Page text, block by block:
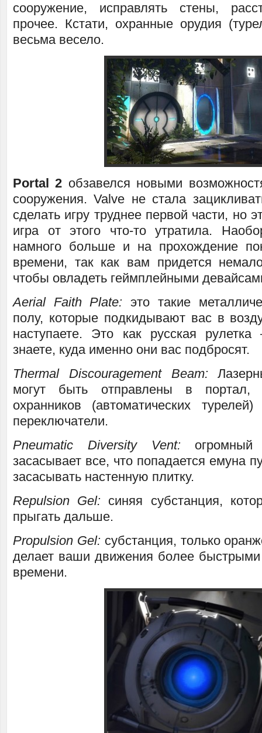
сооружение, исправлять стены,
прочее. Кстати, охранные орудия
весьма весело.
Portal 2 обзавелся новыми
сооружения. Valve не стала
сделать игру труднее первой части, но
игра от этого что-то утратила.
намного больше и на прохождение
времени, так как вам придется
чтобы овладеть геймплейными
Aerial Faith Plate: это такие
полу, которые подкидывают вас в
наступаете. Это как русская
знаете, куда именно они вас подбросят.
Thermal Discouragement Beam:
могут быть отправлены в портал,
охранников (автоматических
переключатели.
Pneumatic Diversity Vent:огромный
засасывает все, что попадается емуна
засасывать настенную плитку.
Repulsion Gel: синяя субстанция,
прыгать дальше.
Propulsion Gel:субстанция, только
делает ваши движения более
времени.